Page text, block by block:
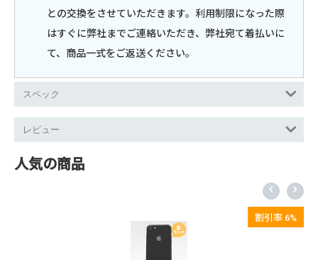
との交換をさせていただきます。利用制限になった際
はすぐに弊社までご連絡いただき、弊社宛て着払いに
て、商品一式をご返送ください。
スペック
レビュー
人気の商品
7日間交換無料！ iPhone 6s ガラスコーティング加